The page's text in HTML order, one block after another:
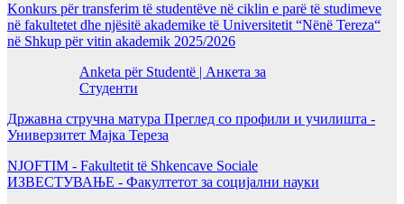
Konkurs për transferim të studentëve në ciklin e parë të studimeve
në fakultetet dhe njësitë akademike të Universitetit “Nënë Tereza“
në Shkup për vitin akademik 2025/2026
Anketa për Studentë | Анкета за
Студенти
Државна стручна матура Преглед со профили и училишта -
Универзитет Мајка Тереза
NJOFTIM - Fakultetit të Shkencave Sociale
ИЗВЕСТУВАЊЕ - Факултетот за социјални науки